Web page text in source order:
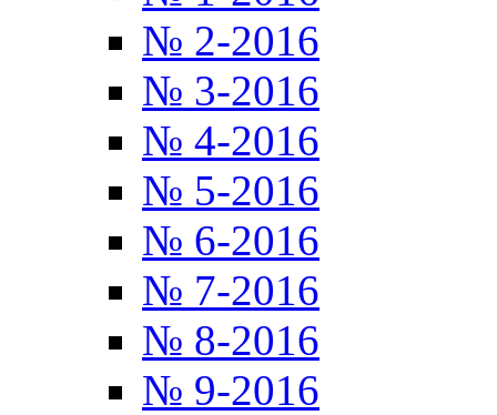
№ 2-2016
№ 3-2016
№ 4-2016
№ 5-2016
№ 6-2016
№ 7-2016
№ 8-2016
№ 9-2016